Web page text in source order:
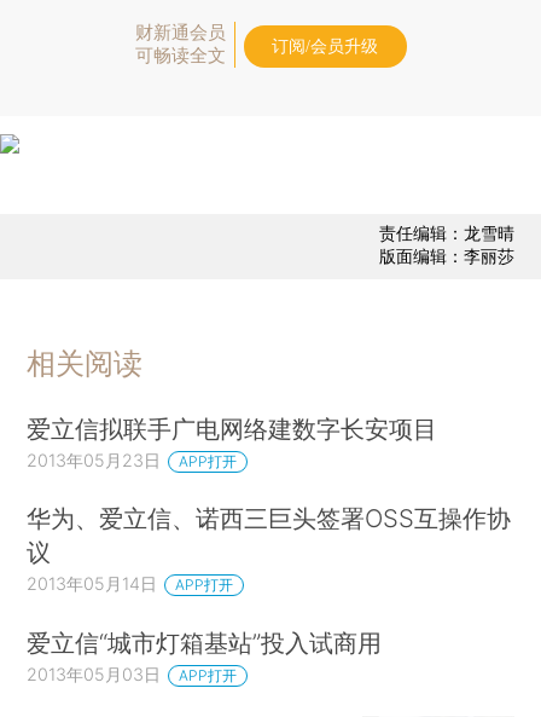
财新通会员
可畅读全文
订阅/会员升级
责任编辑：龙雪晴
版面编辑：李丽莎
相关阅读
爱立信拟联手广电网络建数字长安项目
2013年05月23日 APP打开
华为、爱立信、诺西三巨头签署OSS互操作协
议
2013年05月14日 APP打开
爱立信“城市灯箱基站”投入试商用
2013年05月03日 APP打开